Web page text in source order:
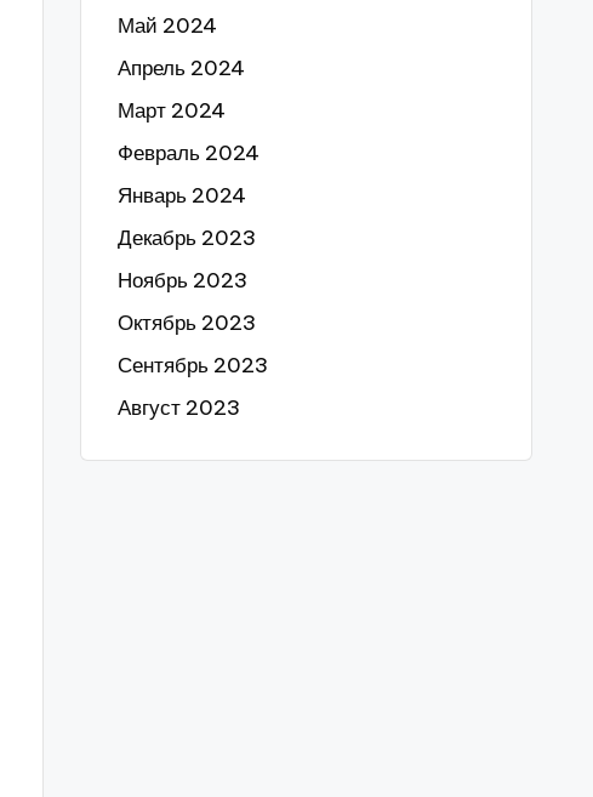
Май 2024
Апрель 2024
Март 2024
Февраль 2024
Январь 2024
Декабрь 2023
Ноябрь 2023
Октябрь 2023
Сентябрь 2023
Август 2023